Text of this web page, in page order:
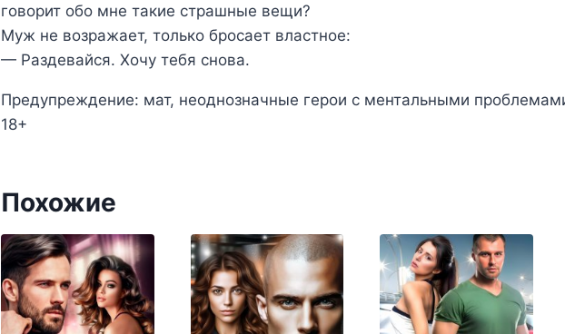
говорит обо мне такие страшные вещи?
Муж не возражает, только бросает властное:
— Раздевайся. Хочу тебя снова.
Предупреждение: мат, неоднозначные герои с ментальными
18+
Похожие